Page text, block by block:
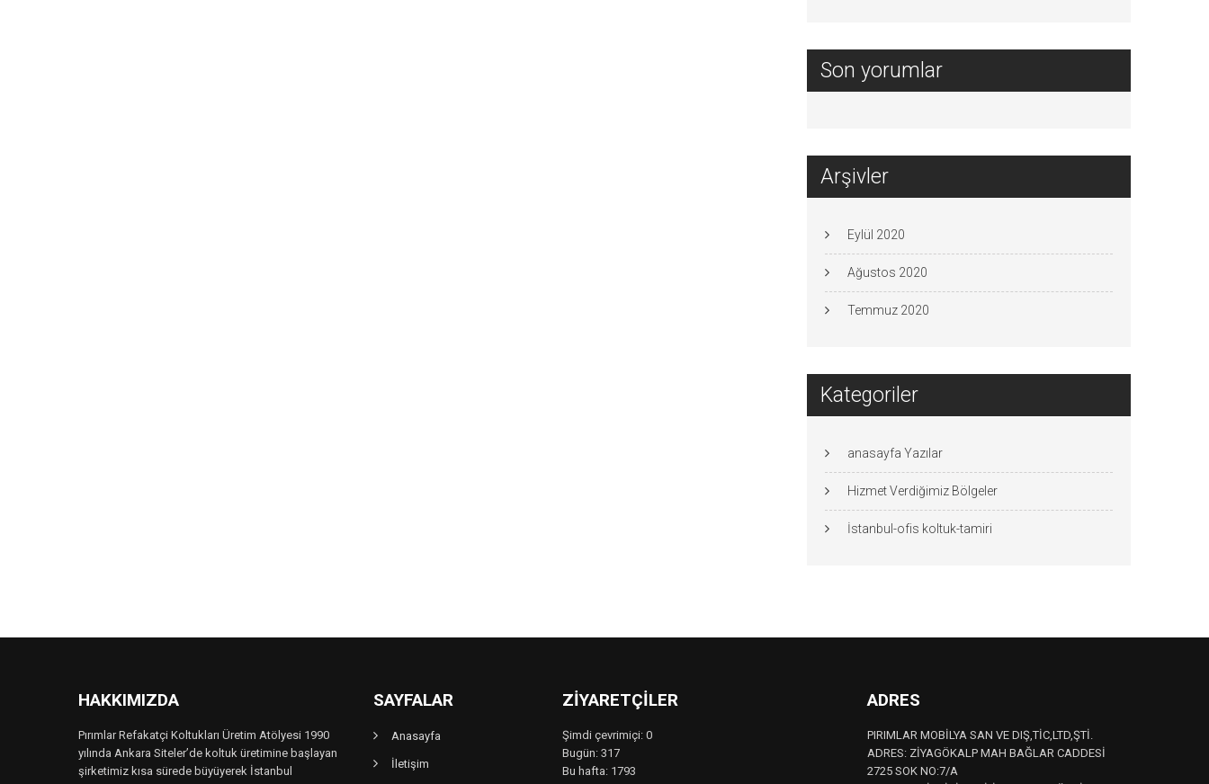
Son yorumlar
Arşivler
Eylül 2020
Ağustos 2020
Temmuz 2020
Kategoriler
anasayfa Yazılar
Hizmet Verdiğimiz Bölgeler
İstanbul-ofis koltuk-tamiri
HAKKIMIZDA
Pırımlar Refakatçi Koltukları Üretim Atölyesi 1990
yılında Ankara Siteler’de koltuk üretimine başlayan
şirketimiz kısa sürede büyüyerek İstanbul
SAYFALAR
Anasayfa
İletişim
ZIYARETÇILER
Şimdi çevrimiçi: 0
Bugün: 317
Bu hafta: 1793
ADRES
PIRIMLAR MOBİLYA SAN VE DIŞ,TİC,LTD,ŞTİ.
ADRES: ZİYAGÖKALP MAH BAĞLAR CADDESİ
2725 SOK NO:7/A